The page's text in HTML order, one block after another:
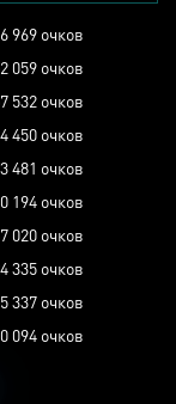
969 очков
059 очков
532 очков
450 очков
481 очков
194 очков
020 очков
335 очков
337 очков
094 очков